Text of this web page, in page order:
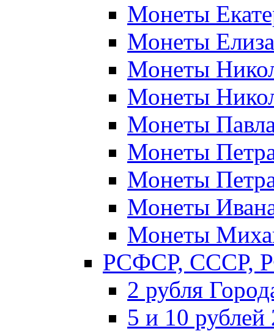
Монеты
Монеты
Монеты
Монеты
Монеты
Монеты
Монеты
Монеты
Монеты
РСФСР, СССР,
2 рубля
5 и 10